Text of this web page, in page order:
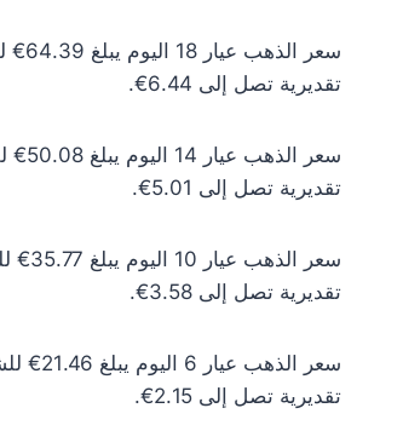
تقديرية تصل إلى 6.44€.
تقديرية تصل إلى 5.01€.
تقديرية تصل إلى 3.58€.
تقديرية تصل إلى 2.15€.